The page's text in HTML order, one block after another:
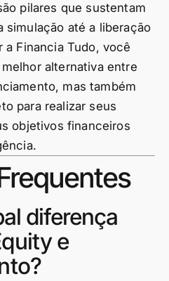
pilares que sustentam
simulação até a liberação
Financia Tudo, você
alternativa entre
mas também
para realizar seus
objetivos financeiros
diferença
e